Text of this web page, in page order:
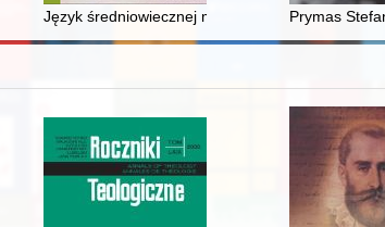
für den österreichischen Kaiserstaat"
Urzędzie Wojewódzkim Poznańskim w latach 1945-
Język średniowiecznej medycyny na podstawie
Prymas